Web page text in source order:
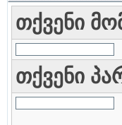
თქვენი
თქვენი